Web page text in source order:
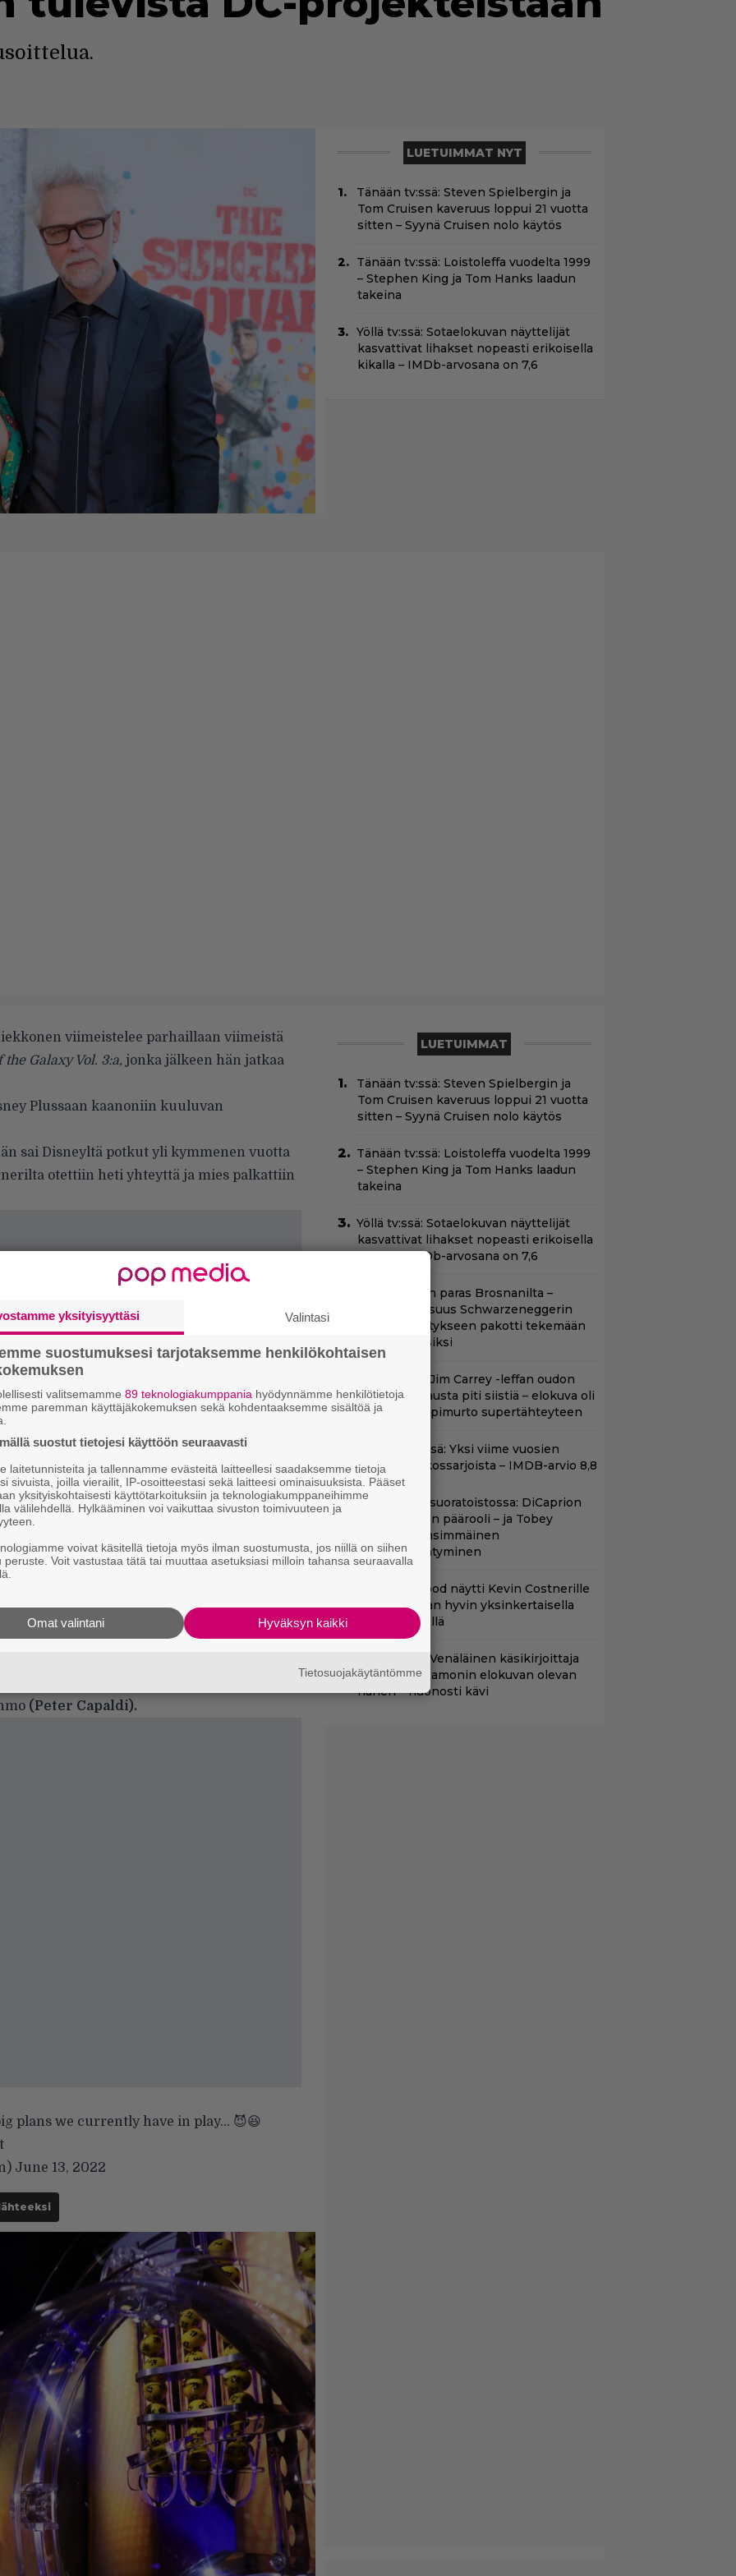
LUETUIMMAT NYT
Tänään tv:ssä: Steven Spielbergin ja
Tom Cruisen kaveruus loppui 21 vuotta
sitten – Syynä Cruisen nolo käytös
Tänään tv:ssä: Loistoleffa vuodelta 1999
– Stephen King ja Tom Hanks laadun
takeina
Yöllä tv:ssä: Sotaelokuvan näyttelijät
kasvattivat lihakset nopeasti erikoisella
kikalla – IMDb-arvosana on 7,6
viimeistelee parhaillaan viimeistä
Galaxy Vol. 3:a, jonka jälkeen hän jatkaa
Plussaan kaanoniin kuuluvan
sai Disneyltä potkut yli kymmenen vuotta
otettiin heti yhteyttä ja mies palkattiin
kakkoskautta sekä toista spinoffia,
(Peter Capaldi).
plans we currently have in play… 😈😆
June 13, 2022
LUETUIMMAT
Tänään tv:ssä: Steven Spielbergin ja
Tom Cruisen kaveruus loppui 21 vuotta
sitten – Syynä Cruisen nolo käytös
Tänään tv:ssä: Loistoleffa vuodelta 1999
– Stephen King ja Tom Hanks laadun
takeina
Yöllä tv:ssä: Sotaelokuvan näyttelijät
kasvattivat lihakset nopeasti erikoisella
kikalla – IMDb-arvosana on 7,6
Illan Bond on paras Brosnanilta –
samankaltaisuus Schwarzeneggerin
toimintatykitykseen pakotti tekemään
kässärin uusiksi
Illalla tv:ssä: Jim Carrey -leffan oudon
raakaa kohtausta piti siistiä – elokuva oli
koomikon läpimurto supertähteyteen
Nyt Netflixissä: Yksi viime vuosien
parhaista rikossarjoista – IMDB-arvio 8,8
Huippuleffa suoratoistossa: DiCaprion
ensimmäinen päärooli – ja Tobey
Maguiren ensimmäinen
elokuvaesiintyminen
Clint Eastwood näytti Kevin Costnerille
kaapin paikan hyvin yksinkertaisella
toimenpiteellä
Illalla tv:ssä: Venäläinen käsikirjoittaja
väitti Matt Damonin elokuvan olevan
hänen – huonosti kävi
yksityisyyttäsi Valintasi
suostumuksesi tarjotaksemme henkilökohtaisen
valitsemamme 89 teknologiakumppania hyödynnämme henkilötietoja
paremman käyttäjäkokemuksen sekä kohdentaaksemme sisältöä ja
suostut tietojesi käyttöön seuraavasti
laitetunnisteita ja tallennamme evästeitä laitteellesi saadaksemme tietoja
sivuista, joilla vierailit, IP-osoitteestasi sekä laitteesi ominaisuuksista. Pääset
yksityiskohtaisesti käyttötarkoituksiin ja teknologiakumppaneihimme
välilehdellä. Hylkääminen voi vaikuttaa sivuston toimivuuteen ja
voivat käsitellä tietoja myös ilman suostumusta, jos niillä on siihen
peruste. Voit vastustaa tätä tai muuttaa asetuksiasi milloin tahansa seuraavalla
Hyväksyn kaikki
Omat valintani
Tietosuojakäytäntömme